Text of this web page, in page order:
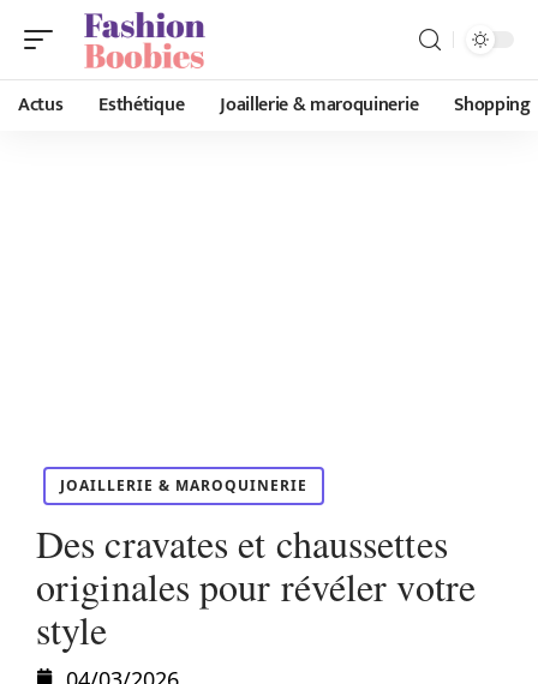
Actus Esthétique Joaillerie & maroquinerie Shopping
JOAILLERIE & MAROQUINERIE
Des cravates et chaussettes
originales pour révéler votre
style